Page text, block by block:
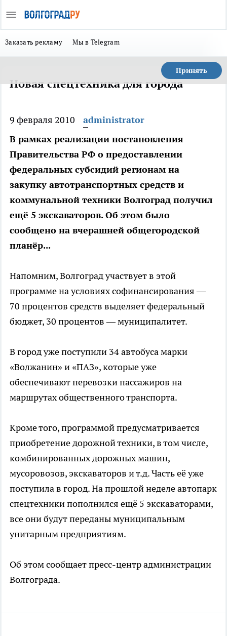
Заказать рекламу Мы в Telegram
Принять
Новая спецтехника для города
9 февраля 2010
administrator
В рамках реализации постановления
Правительства РФ о предоставлении
федеральных субсидий регионам на
закупку автотранспортных средств и
коммунальной техники Волгоград получил
ещё 5 экскаваторов. Об этом было
сообщено на вчерашней общегородской
планёр...
Напомним, Волгоград участвует в этой
программе на условиях софинансирования —
70 процентов средств выделяет федеральный
бюджет, 30 процентов — муниципалитет.
В город уже поступили 34 автобуса марки
«Волжанин» и «ПАЗ», которые уже
обеспечивают перевозки пассажиров на
маршрутах общественного транспорта.
Кроме того, программой предусматривается
приобретение дорожной техники, в том числе,
комбинированных дорожных машин,
мусоровозов, экскаваторов и т.д. Часть её уже
поступила в город. На прошлой неделе автопарк
спецтехники пополнился ещё 5 экскаваторами,
все они будут переданы муниципальным
унитарным предприятиям.
Об этом сообщает пресс-центр администрации
Волгограда.